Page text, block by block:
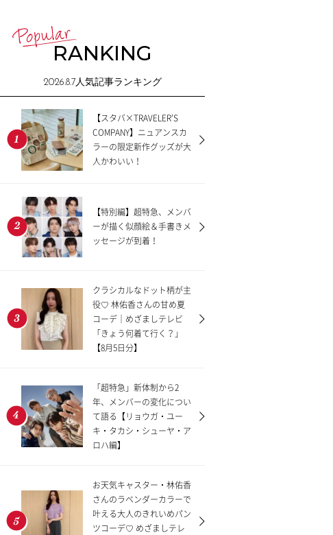
RANKING
2026.8.7人気記事ランキング
【スタバ×TRAVELER’S
COMPANY】ニュアンスカ
ラーの限定新作グッズが大
人かわいい！
【特別編】超特急、メンバ
ーが描く似顔絵＆手書きメ
ッセージが到着！
クラシカルなドット柄が主
役♡ 林佑香さんの甘め夏
コーデ｜めざましテレビ
「きょう何着て行く？」
【8月5日分】
「超特急」新体制から2
年、メンバーの変化につい
て語る【リョウガ・ユー
キ・タカシ・シューヤ・ア
ロハ編】
お天気キャスター・林佑香
さんのラベンダーカラーで
叶える大人のきれいめパン
ツコーデ♡ めざましテレ